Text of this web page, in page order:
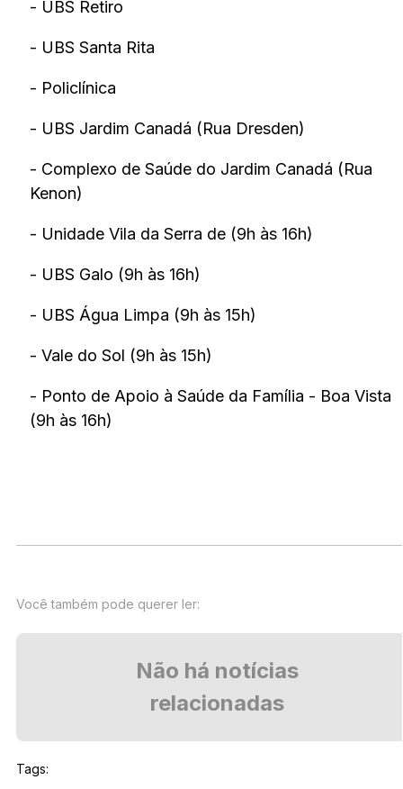
- UBS Retiro
- UBS Santa Rita
- Policlínica
- UBS Jardim Canadá (Rua Dresden)
- Complexo de Saúde do Jardim Canadá (Rua
Kenon)
- Unidade Vila da Serra de (9h às 16h)
- UBS Galo (9h às 16h)
- UBS Água Limpa (9h às 15h)
- Vale do Sol (9h às 15h)
- Ponto de Apoio à Saúde da Família - Boa Vista
(9h às 16h)
Você também pode querer ler:
Não há notícias
relacionadas
Tags: